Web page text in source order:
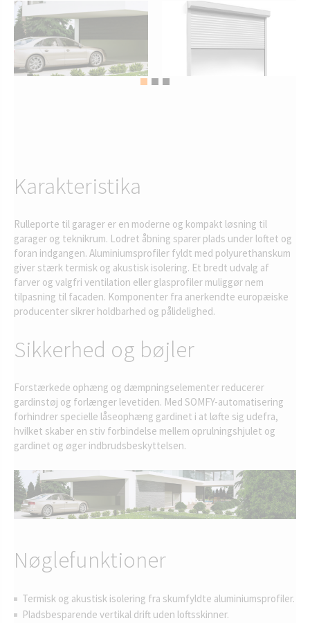
Karakteristika
Rulleporte til garager er en moderne og kompakt løsning til
garager og teknikrum. Lodret åbning sparer plads under loftet og
foran indgangen. Aluminiumsprofiler fyldt med polyurethanskum
giver stærk termisk og akustisk isolering. Et bredt udvalg af
farver og valgfri ventilation eller glasprofiler muliggør nem
tilpasning til facaden. Komponenter fra anerkendte europæiske
producenter sikrer holdbarhed og pålidelighed.
Sikkerhed og bøjler
Forstærkede ophæng og dæmpningselementer reducerer
gardinstøj og forlænger levetiden. Med SOMFY-automatisering
forhindrer specielle låseophæng gardinet i at løfte sig udefra,
hvilket skaber en stiv forbindelse mellem oprulningshjulet og
gardinet og øger indbrudsbeskyttelsen.
Nøglefunktioner
Termisk og akustisk isolering fra skumfyldte aluminiumsprofiler.
Pladsbesparende vertikal drift uden loftsskinner.